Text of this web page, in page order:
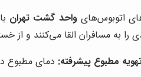
اتوبوس‌هایواحد گشت تهران
را به مسافران القا می‌کنند و
مطبوع پیشرفته: دمای مطبوع